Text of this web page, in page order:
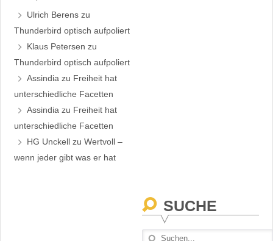
Ulrich Berens zu
Thunderbird optisch aufpoliert
Klaus Petersen zu
Thunderbird optisch aufpoliert
Assindia zu Freiheit hat
unterschiedliche Facetten
Assindia zu Freiheit hat
unterschiedliche Facetten
HG Unckell zuWertvoll –
wenn jeder gibt was er hat
SUCHE